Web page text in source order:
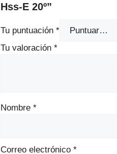
Hss-E 20º”
Tu puntuación *
Tu valoración *
Nombre *
Correo electrónico *